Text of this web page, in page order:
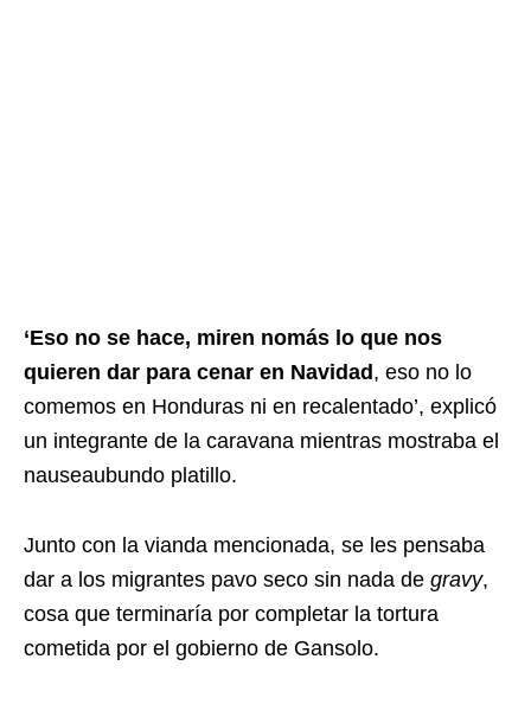
‘Eso no se hace, miren nomás lo que nos
quieren dar para cenar en Navidad, eso no lo
comemos en Honduras ni en recalentado’, explicó
un integrante de la caravana mientras mostraba el
nauseaubundo platillo.
Junto con la vianda mencionada, se les pensaba
dar a los migrantes pavo seco sin nada de gravy,
cosa que terminaría por completar la tortura
cometida por el gobierno de Gansolo.